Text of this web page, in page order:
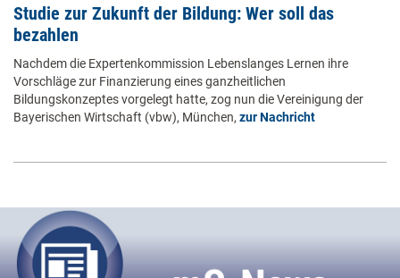
Studie zur Zukunft der Bildung: Wer soll das
bezahlen
Nachdem die Expertenkommission Lebenslanges Lernen ihre
Vorschläge zur Finanzierung eines ganzheitlichen
Bildungskonzeptes vorgelegt hatte, zog nun die Vereinigung der
Bayerischen Wirtschaft (vbw), München, zur Nachricht